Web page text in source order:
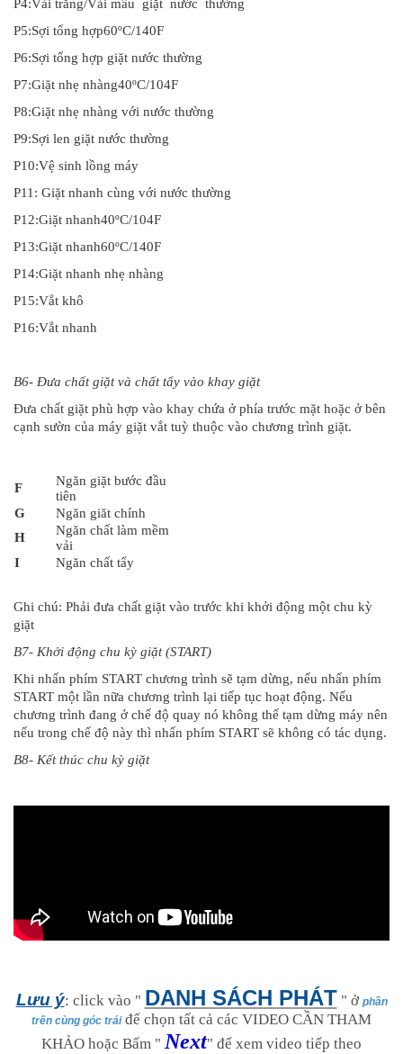
P4:Vải trắng/Vải mầu giặt nước thường
P5:Sợi tổng hợp60ºC/140F
P6:Sợi tổng hợp giặt nước thường
P7:Giặt nhẹ nhàng40ºC/104F
P8:Giặt nhẹ nhàng với nước thường
P9:Sợi len giặt nước thường
P10:Vệ sinh lồng máy
P11: Giặt nhanh cùng với nước thường
P12:Giặt nhanh40ºC/104F
P13:Giặt nhanh60ºC/140F
P14:Giặt nhanh nhẹ nhàng
P15:Vắt khô
P16:Vắt nhanh
B6- Đưa chất giặt và chất tẩy vào khay giặt
Đưa chất giặt phù hợp vào khay chứa ở phía trước mặt hoặc ở bên
cạnh sườn của máy giặt vắt tuỳ thuộc vào chương trình giặt.
F
Ngăn giặt bước đầu
tiên
G
Ngăn giăt chính
H
Ngăn chất làm mềm
vải
I
Ngăn chất tẩy
Ghi chú: Phải đưa chất giặt vào trước khi khởi động một chu kỳ
giặt
B7- Khởi động chu kỳ giặt (START)
Khi nhấn phím START chương trình sẽ tạm dừng, nếu nhấn phím
START một lần nữa chương trình lại tiếp tục hoạt động. Nếu
chương trình đang ở chế độ quay nó không thể tạm dừng máy nên
nếu trong chế độ này thì nhấn phím START sẽ không có tác dụng.
B8- Kết thúc chu kỳ giặt
Lưu ý: click vào " DANH SÁCH PHÁT " ở phần
trên cùng góc tráiđể chọn tất cả các VIDEO CẦN THAM
KHẢO hoặc Bấm " Next" để xem video tiếp theo